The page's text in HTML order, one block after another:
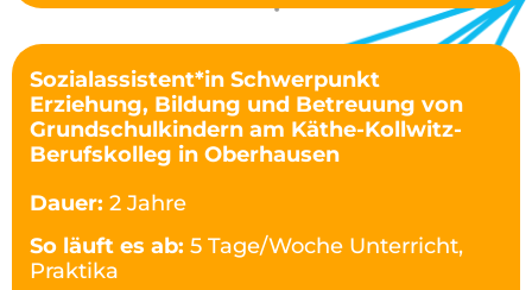
Sozialassistent*in Schwerpunkt
Erziehung, Bildung und Betreuung von
Grundschulkindern am Käthe-Kollwitz-
Berufskolleg in Oberhausen
Dauer: 2 Jahre
So läuft es ab: 5 Tage/Woche Unterricht,
Praktika